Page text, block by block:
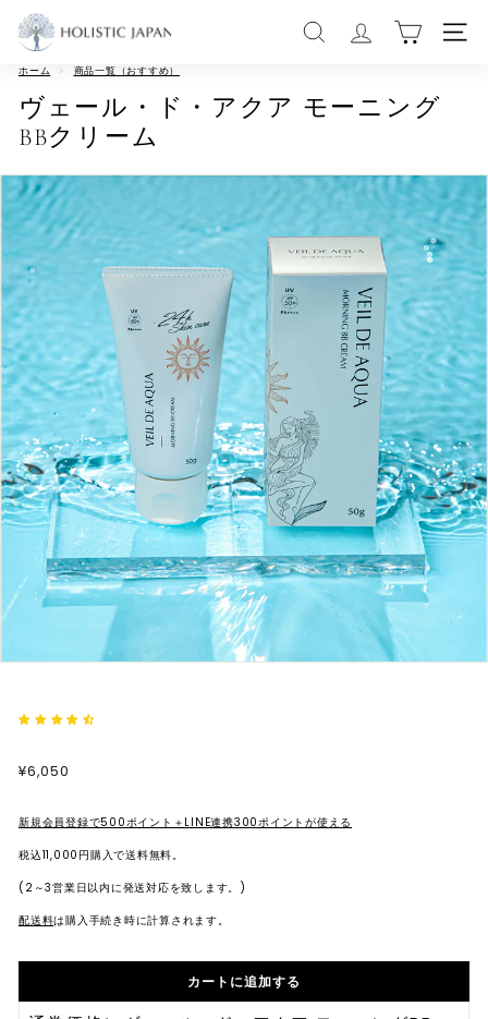
す
H
O
I
S
T
I
J
A
P
A
N
|
ホ
リ
ス
テ
ィ
ッ
オ
ガ
ニ
ク
コ
ス
メ
レ
サイトを検索するサイ
ホーム > 商品一覧（おすすめ）
ヴェール・ド・アクア モーニング
BBクリーム
通
格
割
格
¥6,050
新規会員登録で500ポイント＋LINE連携300ポイントが使える
税込11,000円購入で送料無料。
(2～3営業日以内に発送対応を致します。)
配送料は購入手続き時に計算されます。
カートに追加する